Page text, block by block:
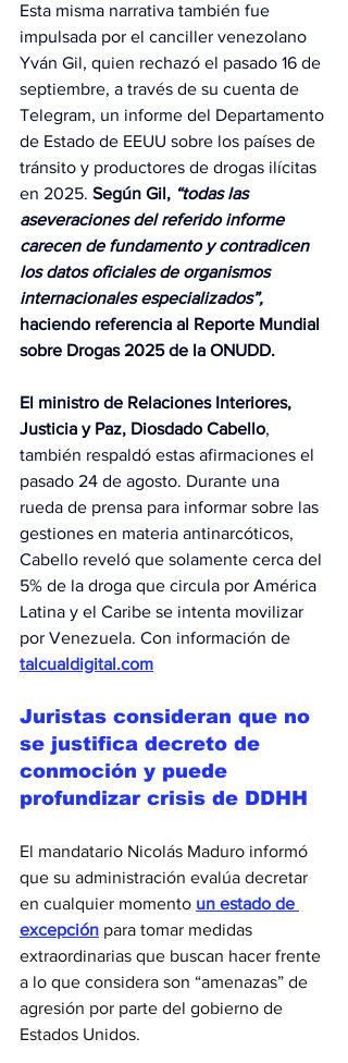
Esta misma narrativa también fue
impulsada por el canciller venezolano
Yván Gil, quien rechazó el pasado 16 de
septiembre, a través de su cuenta de
Telegram, un informe del Departamento
de Estado de EEUU sobre los países de
tránsito y productores de drogas ilícitas
en 2025. Según Gil, “todas las
aseveraciones del referido informe
carecen de fundamento y contradicen
los datos oficiales de organismos
internacionales especializados”,
haciendo referencia al Reporte Mundial
sobre Drogas 2025 de la ONUDD.
El ministro de Relaciones Interiores,
Justicia y Paz, Diosdado Cabello,
también respaldó estas afirmaciones el
pasado 24 de agosto. Durante una
rueda de prensa para informar sobre las
gestiones en materia antinarcóticos,
Cabello reveló que solamente cerca del
5% de la droga que circula por América
Latina y el Caribe se intenta movilizar
por Venezuela. Con información de
talcualdigital.com
Juristas consideran que no
se justifica decreto de
conmoción y puede
profundizar crisis de DDHH
El mandatario Nicolás Maduro informó
que su administración evalúa decretar
en cualquier momento un estado de
excepción para tomar medidas
extraordinarias que buscan hacer frente
a lo que considera son “amenazas” de
agresión por parte del gobierno de
Estados Unidos.